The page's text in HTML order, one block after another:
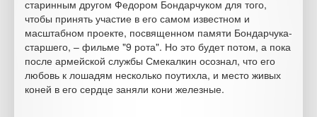
старинным другом Федором Бондарчуком для того,
чтобы принять участие в его самом известном и
масштабном проекте, посвященном памяти Бондарчука-
старшего, – фильме "9 рота". Но это будет потом, а пока
после армейской службы Смекалкин осознал, что его
любовь к лошадям несколько поутихла, и место живых
коней в его сердце заняли кони железные.